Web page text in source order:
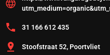
31 166 612 435
Stoofstraat 52, Poortvliet